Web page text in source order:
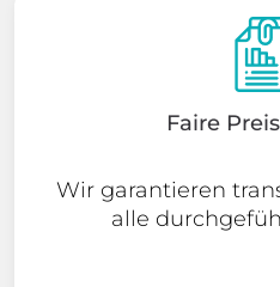
Faire
Wir garantieren
alle